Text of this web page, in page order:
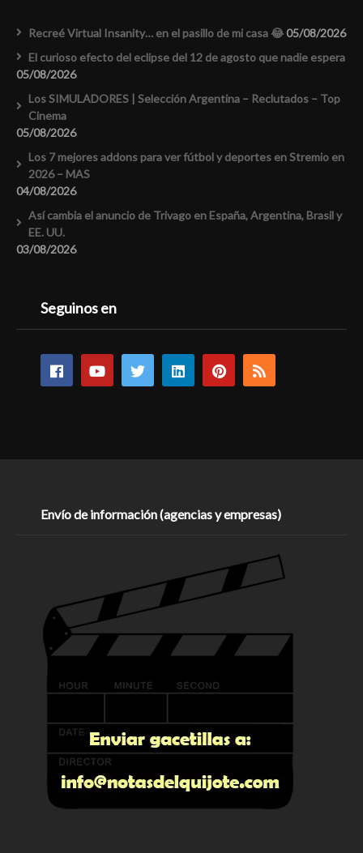
Recreé Virtual Insanity… en el pasillo de mi casa 😂05/08/2026
El curioso efecto del eclipse del 12 de agosto que nadie espera
05/08/2026
Los SIMULADORES | Selección Argentina – Reclutados – Top
Cinema
05/08/2026
Los 7 mejores addons para ver fútbol y deportes en Stremio en
2026 – MAS
04/08/2026
Así cambia el anuncio de Trivago en España, Argentina, Brasil y
EE. UU.
03/08/2026
Seguinos en
Envío de información (agencias y empresas)